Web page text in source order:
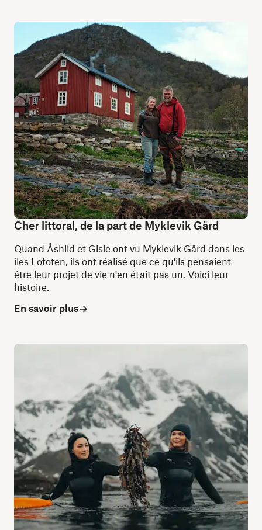
Cher littoral, de la part de Myklevik Gård
Quand Åshild et Gisle ont vu Myklevik Gård dans les
îles Lofoten, ils ont réalisé que ce qu'ils pensaient
être leur projet de vie n'en était pas un. Voici leur
histoire.
En savoir plus